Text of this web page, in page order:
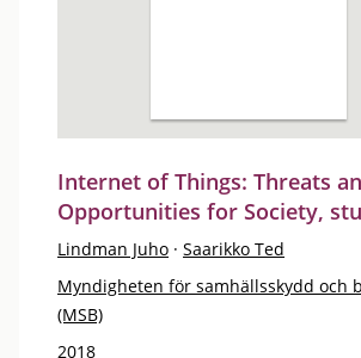
Internet of Things: Threats
Opportunities for Society,
Lindman Juho · Saarikko Ted
Myndigheten för samhällsskydd och
(MSB)
2018